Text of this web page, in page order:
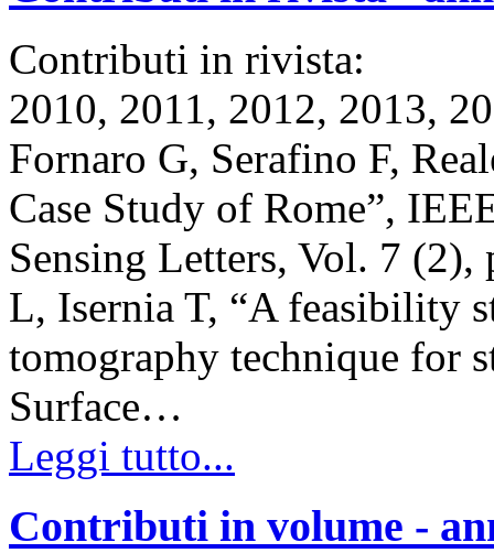
Contributi in rivista:
2010, 2011, 2012, 2013,
Fornaro G, Serafino F,
Case Study of Rome”,
Sensing Letters, Vol. 7
L, Isernia T, “A feasibility
tomography technique for
Surface…
Leggi tutto...
Contributi in volume -